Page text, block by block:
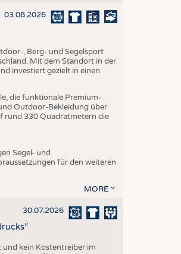
03.08.2026
, Berg- und Segelsport
Mit dem Standort in der
investiert gezielt in einen
die funktionale Premium-
Outdoor-Bekleidung über
rund 330 Quadratmetern die
Segel- und
für den weiteren
MORE
30.07.2026
kein Kostentreiber im